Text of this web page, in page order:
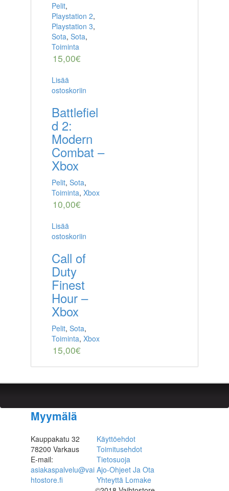
Pelit,
Playstation 2,
Playstation 3,
Sota, Sota,
Toiminta
15,00€
Lisää
ostoskoriin
Battlefiel
d 2:
Modern
Combat –
Xbox
Pelit, Sota,
Toiminta, Xbox
10,00€
Lisää
ostoskoriin
Call of
Duty
Finest
Hour –
Xbox
Pelit, Sota,
Toiminta, Xbox
15,00€
Myymälä
Kauppakatu 32
78200 Varkaus
E-mail:
asiakaspalvelu@vai
htostore.fi
Käyttöehdot
Toimitusehdot
Tietosuoja
Ajo-Ohjeet Ja Ota
Yhteyttä Lomake